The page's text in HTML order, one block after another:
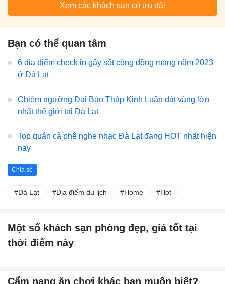
Xem các khách sạn có ưu đãi
Bạn có thể quan tâm
6 địa điểm check in gây sốt cộng đồng mạng năm 2023
ở Đà Lạt
Chiêm ngưỡng Đại Bảo Tháp Kinh Luân dát vàng lớn
nhất thế giới tại Đà Lạt
Top quán cà phê nghe nhạc Đà Lạt đang HOT nhất hiện
nay
Chia sẻ
Đà Lạt Địa điểm du lịch Home Hot
Một số khách sạn phòng đẹp, giá tốt tại
thời điểm này
Cẩm nang ăn chơi khác bạn muốn biết?